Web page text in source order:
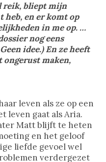
reik, bliept mijn
heb, en er komt op
in me op. …
nog eens
idee.) En ze heeft
ongerust maken,
leven als ze op een
leven gaat als Aria.
Matt blijft te heten
en het geloof
liefde gevoel wel
verdergezet